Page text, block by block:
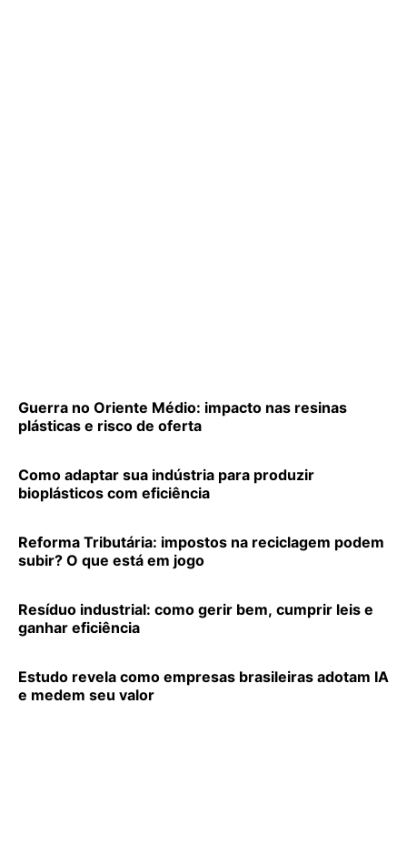
Guerra no Oriente Médio: impacto nas resinas
plásticas e risco de oferta
Como adaptar sua indústria para produzir
bioplásticos com eficiência
Reforma Tributária: impostos na reciclagem podem
subir? O que está em jogo
Resíduo industrial: como gerir bem, cumprir leis e
ganhar eficiência
Estudo revela como empresas brasileiras adotam IA
e medem seu valor